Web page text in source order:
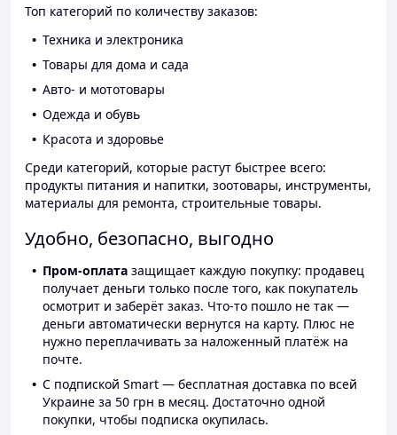
Топ категорий по количеству заказов:
Техника и электроника
Товары для дома и сада
Авто- и мототовары
Одежда и обувь
Красота и здоровье
Среди категорий, которые растут быстрее всего:
продукты питания и напитки, зоотовары, инструменты,
материалы для ремонта, строительные товары.
Удобно, безопасно, выгодно
Пром-оплата защищает каждую покупку: продавец
получает деньги только после того, как покупатель
осмотрит и заберёт заказ. Что-то пошло не так —
деньги автоматически вернутся на карту. Плюс не
нужно переплачивать за наложенный платёж на
почте.
С подпиской Smart — бесплатная доставка по всей
Украине за 50 грн в месяц. Достаточно одной
покупки, чтобы подписка окупилась.